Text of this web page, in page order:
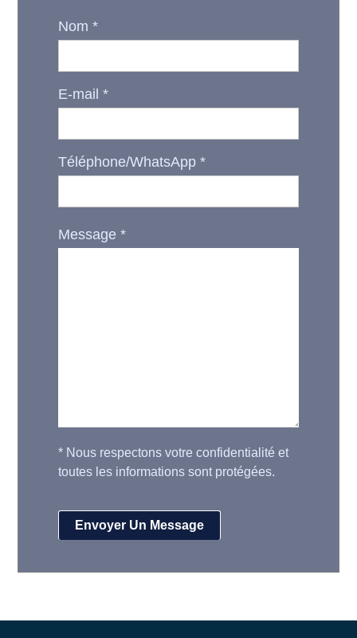
Nom*
E-mail*
Téléphone/WhatsApp*
Message*
* Nous respectons votre confidentialité et
toutes les informations sont protégées.